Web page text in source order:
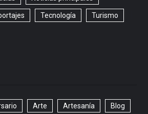
Tecnología Turismo
Arte Artesanía Blog